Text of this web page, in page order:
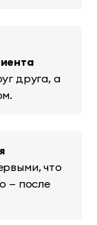
друга, а
что
— после